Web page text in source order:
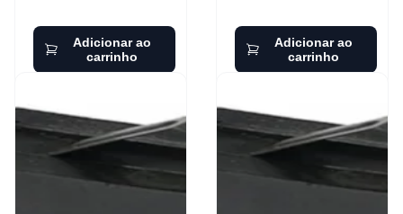
Adicionar ao
carrinho
Adicionar ao
carrinho